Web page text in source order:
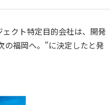
クト特定目的会社は、開発
の福岡へ。”に決定したと発